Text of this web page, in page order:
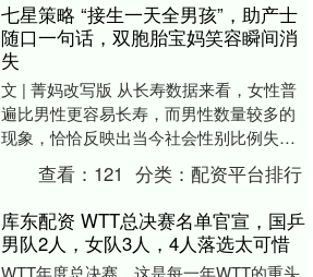
七星策略 “接生一天全男孩”，助产士
随口一句话，双胞胎宝妈笑容瞬间消
失
文 | 菁妈改写版 从长寿数据来看，女性普
遍比男性更容易长寿，而男性数量较多的
现象，恰恰反映出当今社会性别比例失衡
的严峻现实。 虽然时代进步了，男女平等
的观念早....
查看： 121 分类：配资平台排行
库东配资 WTT总决赛名单官宣，国乒
男队2人，女队3人，4人落选太可惜
WTT年度总决赛，这是每一年WTT的重头